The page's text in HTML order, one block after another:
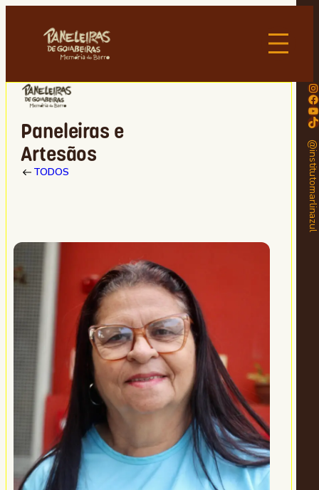
Paneleiras e
Artesãos
TODOS
Instagram
Facebook
Youtube
TikTok
@institutomarlinazul